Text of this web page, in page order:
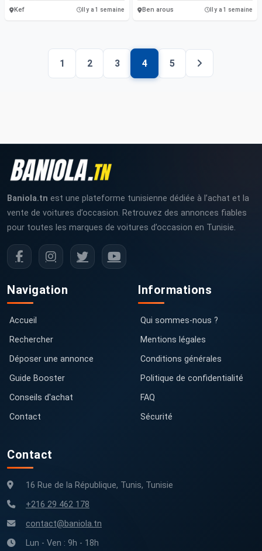
Kef Il y a 1 semaine Ben arous Il y a 1 semaine
1 2 3 4 5
Baniola.tn est une plateforme tunisienne dédiée à l’achat et la
vente de voitures d’occasion. Retrouvez des annonces fiables
pour toutes les marques de voitures d’occasion en Tunisie.
Navigation
Accueil
Rechercher
Déposer une annonce
Guide Booster
Conseils d'achat
Contact
Informations
Qui sommes-nous ?
Mentions légales
Conditions générales
Politique de confidentialité
FAQ
Sécurité
Contact
16 Rue de la République, Tunis, Tunisie
+216 29 462 178
contact@baniola.tn
Lun - Ven : 9h - 18h